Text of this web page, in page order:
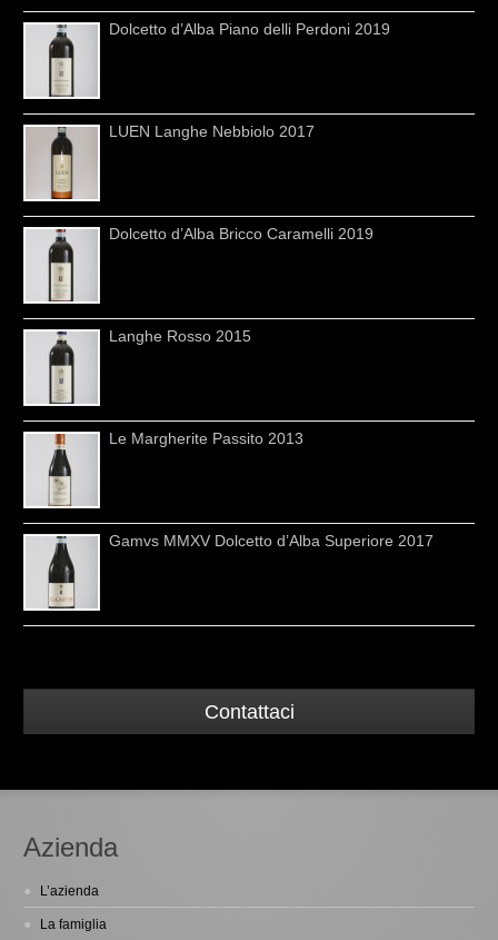
Dolcetto d’Alba Piano delli Perdoni 2019
LUEN Langhe Nebbiolo 2017
Dolcetto d’Alba Bricco Caramelli 2019
Langhe Rosso 2015
Le Margherite Passito 2013
Gamvs MMXV Dolcetto d’Alba Superiore 2017
Contattaci
Azienda
L’azienda
La famiglia